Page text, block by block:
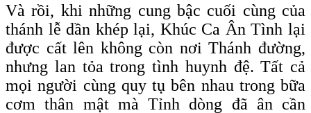
Và rồi, khi những cung bậc cuối cùng của
thánh lễ dần khép lại, Khúc Ca Ân Tình lại
được cất lên không còn nơi Thánh đường,
nhưng lan tỏa trong tình huynh đệ. Tất cả
mọi người cùng quy tụ bên nhau trong bữa
cơm thân mật mà Tỉnh dòng đã ân cần